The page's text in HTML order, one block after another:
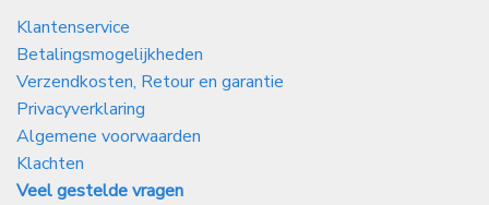
Klantenservice
Betalingsmogelijkheden
Verzendkosten, Retour en garantie
Privacyverklaring
Algemene voorwaarden
Klachten
Veel gestelde vragen